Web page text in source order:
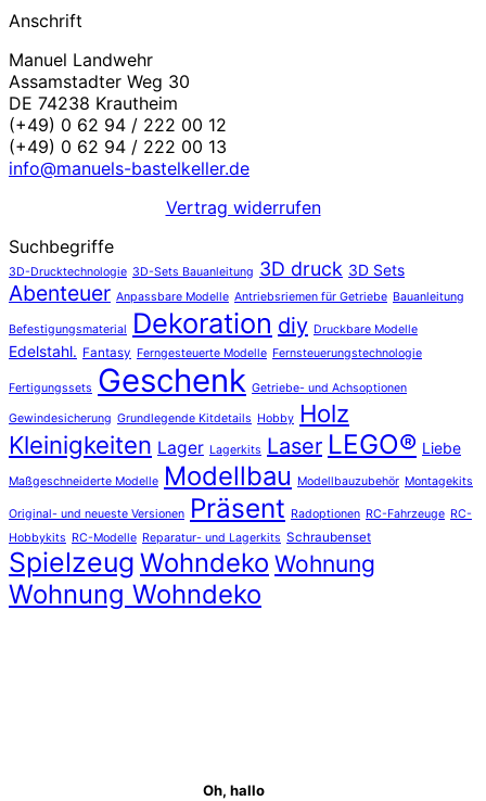
Anschrift
Manuel Landwehr
Assamstadter Weg 30
DE 74238 Krautheim
(+49) 0 62 94 / 222 00 12
(+49) 0 62 94 / 222 00 13
info@manuels-bastelkeller.de
Vertrag widerrufen
Suchbegriffe
3D-Drucktechnologie 3D-Sets Bauanleitung 3D druck 3D Sets
Abenteuer Anpassbare Modelle Antriebsriemen für Getriebe Bauanleitung
Befestigungsmaterial Dekoration diy Druckbare Modelle
Edelstahl. Fantasy Ferngesteuerte Modelle Fernsteuerungstechnologie
Fertigungssets Geschenk Getriebe- und Achsoptionen
Gewindesicherung Grundlegende Kitdetails Hobby Holz
Kleinigkeiten Lager Lagerkits Laser LEGO® Liebe
Maßgeschneiderte Modelle Modellbau Modellbauzubehör Montagekits
Original- und neueste Versionen Präsent Radoptionen RC-Fahrzeuge RC-
Hobbykits RC-Modelle Reparatur- und Lagerkits Schraubenset
Spielzeug Wohndeko Wohnung
Wohnung Wohndeko
Oh, hallo